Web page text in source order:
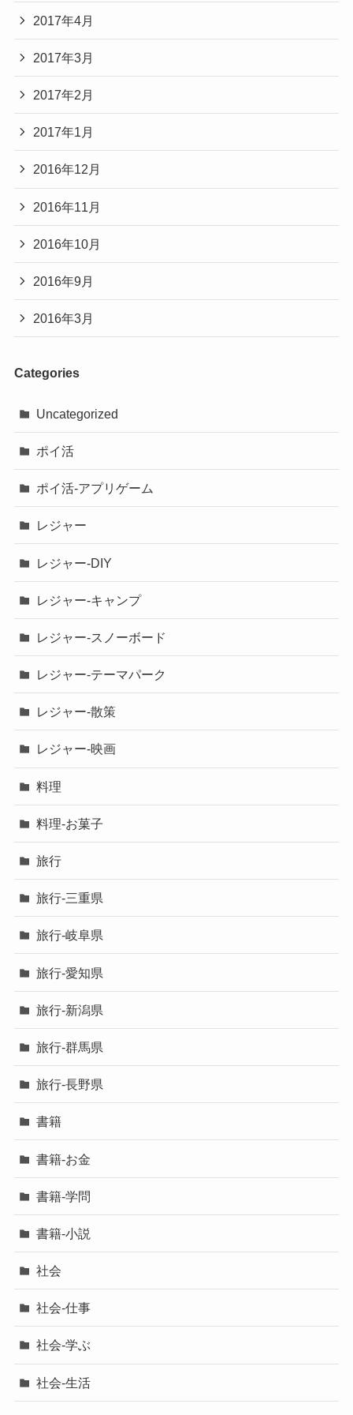
2017年4月
2017年3月
2017年2月
2017年1月
2016年12月
2016年11月
2016年10月
2016年9月
2016年3月
Categories
Uncategorized
ポイ活
ポイ活-アプリゲーム
レジャー
レジャー-DIY
レジャー-キャンプ
レジャー-スノーボード
レジャー-テーマパーク
レジャー-散策
レジャー-映画
料理
料理-お菓子
旅行
旅行-三重県
旅行-岐阜県
旅行-愛知県
旅行-新潟県
旅行-群馬県
旅行-長野県
書籍
書籍-お金
書籍-学問
書籍-小説
社会
社会-仕事
社会-学ぶ
社会-生活